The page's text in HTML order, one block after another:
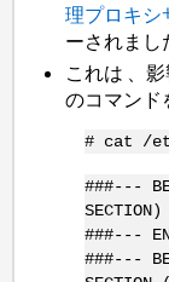
理プロキシ
ーされまし
これは 、
のコマンド
# cat /
###---
###---
###---